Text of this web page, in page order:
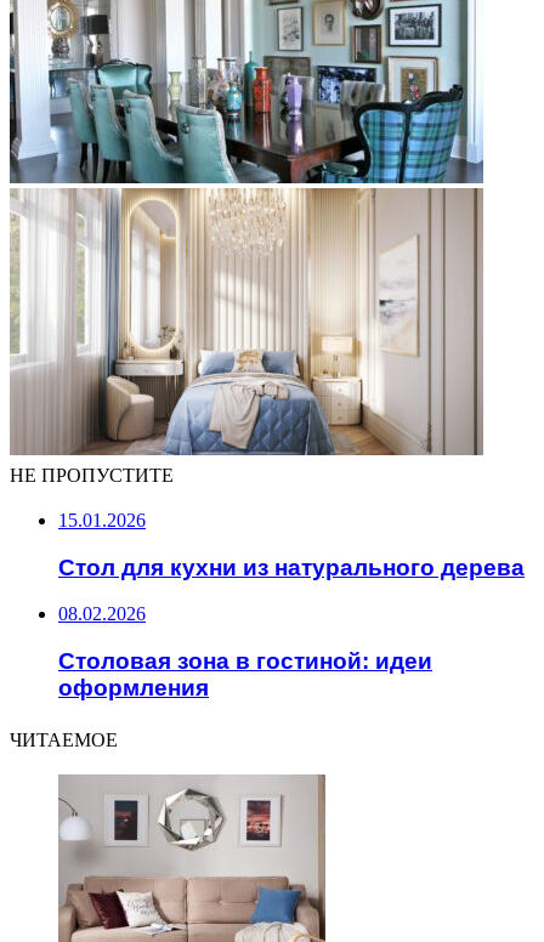
НЕ ПРОПУСТИТЕ
15.01.2026
Стол для кухни из натурального дерева
08.02.2026
Столовая зона в гостиной: идеи
оформления
ЧИТАЕМОЕ